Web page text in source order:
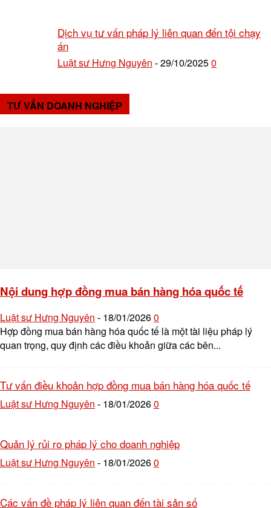
Dịch vụ tư vấn pháp lý liên quan đến tội chạy
án
Luật sư Hưng Nguyên - 29/10/20250
TƯ VẤN DOANH NGHIỆP
Nội dung hợp đồng mua bán hàng hóa quốc tế
Luật sư Hưng Nguyên - 18/01/20260
Hợp đồng mua bán hàng hóa quốc tế là một tài liệu pháp lý
quan trọng, quy định các điều khoản giữa các bên...
Tư vấn điều khoản hợp đồng mua bán hàng hóa quốc tế
Luật sư Hưng Nguyên - 18/01/20260
Quản lý rủi ro pháp lý cho doanh nghiệp
Luật sư Hưng Nguyên - 18/01/20260
Các vấn đề pháp lý liên quan đến tài sản số